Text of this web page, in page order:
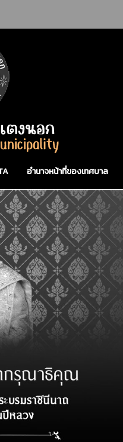
อำนาจหน้าที่ของเทศบาล